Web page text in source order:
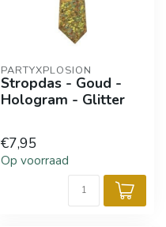
PARTYXPLOSION
Stropdas - Goud -
Hologram - Glitter
€7,95
Op voorraad